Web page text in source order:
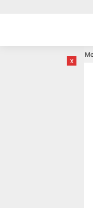
x
Merah Putih ke Pengendara